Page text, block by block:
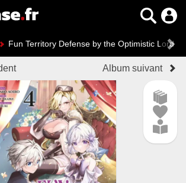
Fun Territory Defense by the Optimistic Lord
Album suivant